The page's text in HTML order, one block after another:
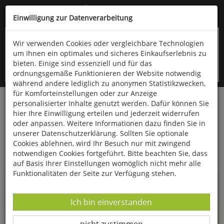
Kompletten Head der Seite überspringen
oder (06766) 9323-960
Startseite Informationen
Uppps...
Sie sind weitergeleitet worden !
haben zu öffnen, gibt es leider nicht mehr in unserem
Einwilligung zur Datenverarbeitung
Wir verwenden Cookies oder vergleichbare Technologien
um Ihnen ein optimales und sicheres Einkaufserlebnis zu
bieten. Einige sind essenziell und für das
ordnungsgemäße Funktionieren der Website notwendig
während andere lediglich zu anonymen Statistikzwecken,
für Komforteinstellungen oder zur Anzeige
personalisierter Inhalte genutzt werden. Dafür können Sie
hier Ihre Einwilligung erteilen und jederzeit widerrufen
oder anpassen. Weitere Informationen dazu finden Sie in
unserer Datenschutzerklärung. Sollten Sie optionale
Cookies ablehnen, wird Ihr Besuch nur mit zwingend
notwendigen Cookies fortgeführt. Bitte beachten Sie, dass
auf Basis Ihrer Einstellungen womöglich nicht mehr alle
Funktionalitäten der Seite zur Verfügung stehen.
Datenverarbeitung -
Ich bin einverstanden